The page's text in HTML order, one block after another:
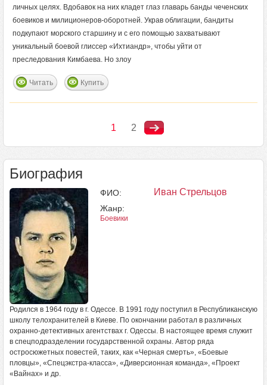
личных целях. Вдобавок на них кладет глаз главарь банды чеченских
боевиков и милиционеров-оборотней. Украв облигации, бандиты
подкупают морского старшину и с его помощью захватывают
уникальный боевой глиссер «Ихтиандр», чтобы уйти от
преследования Кимбаева. Но злоу
Читать Купить
1 2
Биография
ФИО: Иван Стрельцов
Жанр:
Боевики
Родился в 1964 году в г. Одессе. В 1991 году поступил в Республиканскую
школу телохранителей в Киеве. По окончании работал в различных
охранно-детективных агентствах г. Одессы. В настоящее время служит
в спецподразделении государственной охраны. Автор ряда
остросюжетных повестей, таких, как «Черная смерть», «Боевые
пловцы», «Спецэкстра-класса», «Диверсионная команда», «Проект
«Вайнах» и др.